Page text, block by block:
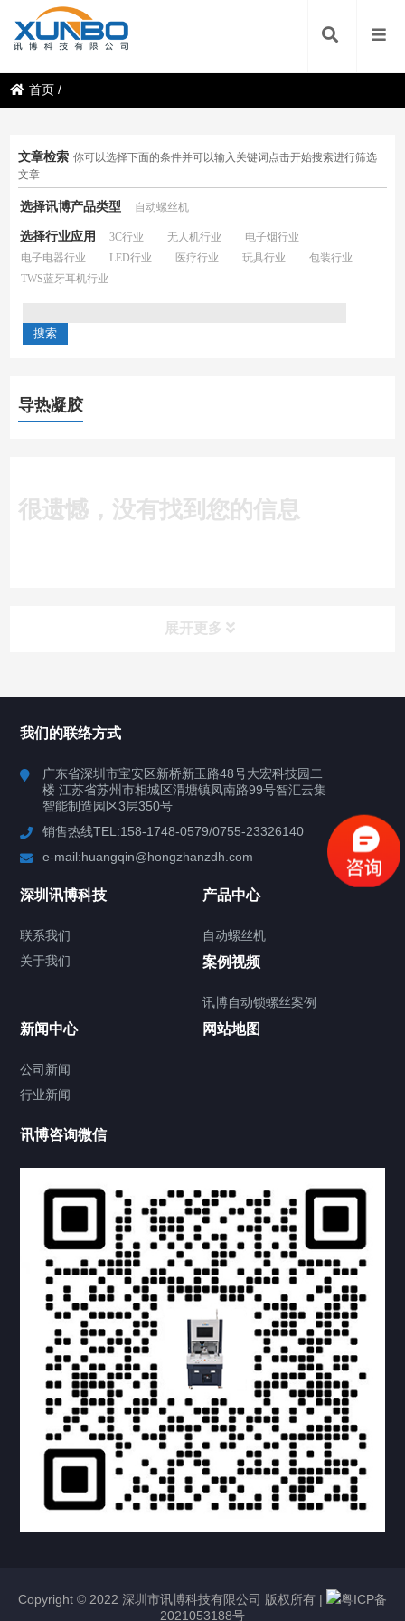
首页 /
文章检索 你可以选择下面的条件并可以输入关键词点击开始搜索进行筛选
文章
选择讯博产品类型 自动螺丝机
选择行业应用 3C行业 无人机行业
电子烟行业
电子电器行业
LED行业 医疗行业 玩具行业
包装行业
TWS蓝牙耳机行业
导热凝胶
很遗憾，没有找到您的信息
展开更多
行业案例
联系我们
关于我们
提交您的需求，获取产品资料与报价
我们的联络方式
广东省深圳市宝安区新桥新玉路48号大宏科技园二
楼 江苏省苏州市相城区渭塘镇凤南路99号智汇云集
智能制造园区3层350号
销售热线TEL:158-1748-0579/0755-23326140
e-mail:huangqin@hongzhanzdh.com
深圳讯博科技
联系我们
关于我们
产品中心
自动螺丝机
案例视频
讯博自动锁螺丝案例
新闻中心
公司新闻
行业新闻
网站地图
讯博咨询微信
Copyright © 2022 深圳市讯博科技有限公司 版权所有 |
粤ICP备
2021053188号